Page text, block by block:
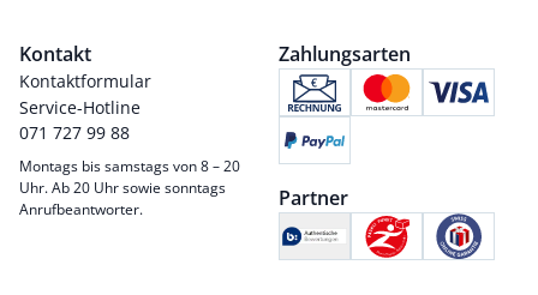
Kontakt
Kontaktformular
Service-Hotline
071 727 99 88
Montags bis samstags von 8 – 20
Uhr. Ab 20 Uhr sowie sonntags
Anrufbeantworter.
Zahlungsarten
Partner